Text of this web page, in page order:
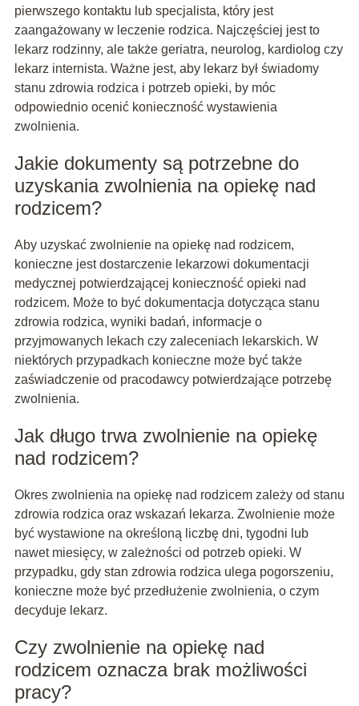
pierwszego kontaktu lub specjalista, który jest
zaangażowany w leczenie rodzica. Najczęściej jest to
lekarz rodzinny, ale także geriatra, neurolog, kardiolog czy
lekarz internista. Ważne jest, aby lekarz był świadomy
stanu zdrowia rodzica i potrzeb opieki, by móc
odpowiednio ocenić konieczność wystawienia
zwolnienia.
Jakie dokumenty są potrzebne do
uzyskania zwolnienia na opiekę nad
rodzicem?
Aby uzyskać zwolnienie na opiekę nad rodzicem,
konieczne jest dostarczenie lekarzowi dokumentacji
medycznej potwierdzającej konieczność opieki nad
rodzicem. Może to być dokumentacja dotycząca stanu
zdrowia rodzica, wyniki badań, informacje o
przyjmowanych lekach czy zaleceniach lekarskich. W
niektórych przypadkach konieczne może być także
zaświadczenie od pracodawcy potwierdzające potrzebę
zwolnienia.
Jak długo trwa zwolnienie na opiekę
nad rodzicem?
Okres zwolnienia na opiekę nad rodzicem zależy od stanu
zdrowia rodzica oraz wskazań lekarza. Zwolnienie może
być wystawione na określoną liczbę dni, tygodni lub
nawet miesięcy, w zależności od potrzeb opieki. W
przypadku, gdy stan zdrowia rodzica ulega pogorszeniu,
konieczne może być przedłużenie zwolnienia, o czym
decyduje lekarz.
Czy zwolnienie na opiekę nad
rodzicem oznacza brak możliwości
pracy?